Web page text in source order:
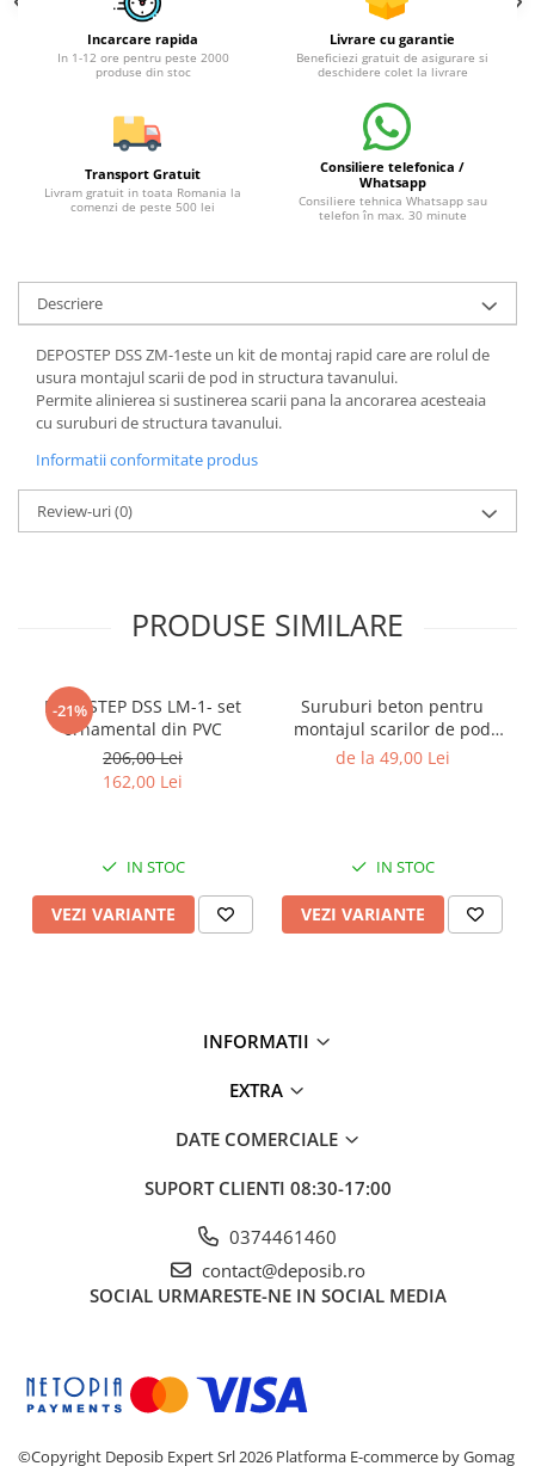
Incarcare rapida
In 1-12 ore pentru peste 2000
produse din stoc
Livrare cu garantie
Beneficiezi gratuit de asigurare si
deschidere colet la livrare
Transport Gratuit
Livram gratuit in toata Romania la
comenzi de peste 500 lei
Consiliere telefonica /
Whatsapp
Consiliere tehnica Whatsapp sau
telefon în max. 30 minute
Descriere
DEPOSTEP DSS ZM-1este un kit de montaj rapid care are rolul de
usura montajul scarii de pod in structura tavanului.
Permite alinierea si sustinerea scarii pana la ancorarea acesteaia
cu suruburi de structura tavanului.
Informatii conformitate produs
Review-uri(0)
PRODUSE SIMILARE
-21%
DEPOSTEP DSS LM-1- set
ornamental din PVC
206,00 Lei
162,00 Lei
IN STOC
VEZI VARIANTE
Suruburi beton pentru
montajul scarilor de pod
Depostep
de la 49,00 Lei
IN STOC
VEZI VARIANTE
INFORMATII
EXTRA
DATE COMERCIALE
SUPORT CLIENTI 08:30-17:00
0374461460
contact@deposib.ro
SOCIAL URMARESTE-NE IN SOCIAL MEDIA
©Copyright Deposib Expert Srl 2026 Platforma E-commerce by Gomag